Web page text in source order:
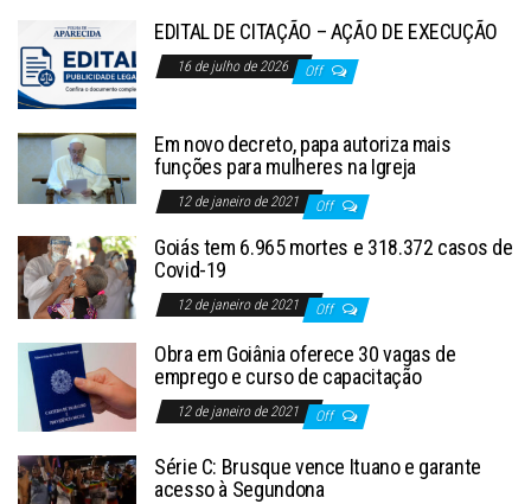
EDITAL DE CITAÇÃO – AÇÃO DE EXECUÇÃO
16 de julho de 2026 Off
Em novo decreto, papa autoriza mais
funções para mulheres na Igreja
12 de janeiro de 2021 Off
Goiás tem 6.965 mortes e 318.372 casos de
Covid-19
12 de janeiro de 2021 Off
Obra em Goiânia oferece 30 vagas de
emprego e curso de capacitação
12 de janeiro de 2021 Off
Série C: Brusque vence Ituano e garante
acesso à Segundona